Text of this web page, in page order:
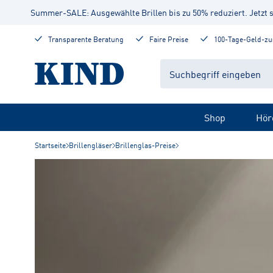
Summer-SALE: Ausgewählte Brillen bis zu 50% reduziert. Jetzt
Transparente Beratung Faire Preise 100-Tage-Geld-
Shop
Startseite Brillengläser Brillenglas-Preise